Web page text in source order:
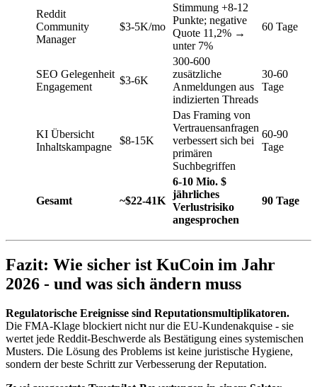
Reddit
Community
Manager
$3-5K/mo
Stimmung +8-12
Punkte; negative
Quote 11,2% →
unter 7%
60 Tage
SEO Gelegenheit
Engagement
$3-6K
300-600
zusätzliche
Anmeldungen aus
indizierten Threads
30-60
Tage
KI Übersicht
Inhaltskampagne
$8-15K
Das Framing von
Vertrauensanfragen
verbessert sich bei
primären
Suchbegriffen
60-90
Tage
Gesamt ~$22-41K
6-10 Mio. $
jährliches
Verlustrisiko
angesprochen
90 Tage
Fazit: Wie sicher ist KuCoin im Jahr
2026 - und was sich ändern muss
Regulatorische Ereignisse sind Reputationsmultiplikatoren.
Die FMA-Klage blockiert nicht nur die EU-Kundenakquise - sie
wertet jede Reddit-Beschwerde als Bestätigung eines systemischen
Musters. Die Lösung des Problems ist keine juristische Hygiene,
sondern der beste Schritt zur Verbesserung der Reputation.